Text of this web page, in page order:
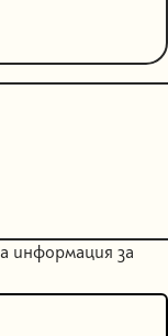
информация за